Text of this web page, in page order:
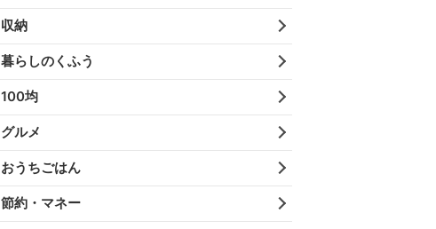
収納
暮らしのくふう
100均
グルメ
おうちごはん
節約・マネー